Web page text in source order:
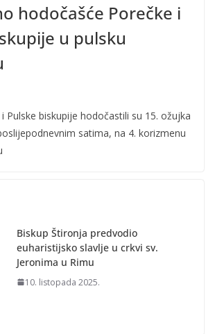
hodočašće Porečke i
u pulsku
Pulske biskupije hodočastili su 15. ožujka
satima, na 4. korizmenu
Biskup Štironja predvodio
euharistijsko slavlje u crkvi sv.
Jeronima u Rimu
10. listopada 2025.